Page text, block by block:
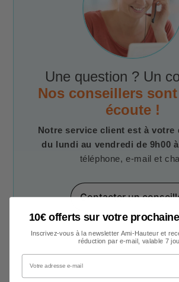
Une question ? Un
Nos conseillers
écoute !
Notre service client est à votre
du lundi au vendredi de 9h00 à
téléphone, e-mail et
Contacter un
10€ offerts sur votre
Inscrivez-vous à la newsletter Ami-Hauteur et
réduction par e-mail, valable 7
Votre adresse e-mail